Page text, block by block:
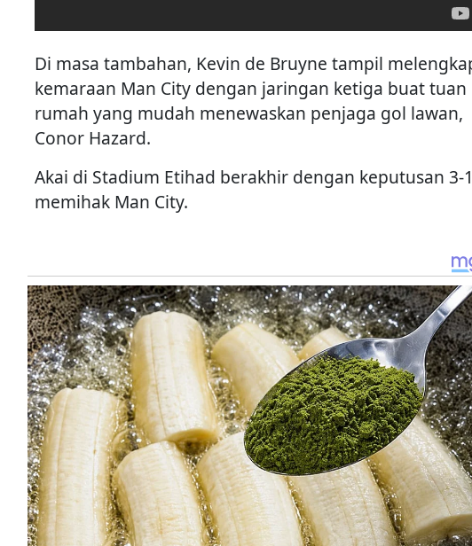
Di masa tambahan, Kevin de Bruyne tampil
kemaraan Man City dengan jaringan ketiga buat tuan
rumah yang mudah menewaskan penjaga gol lawan,
Conor Hazard.
Akai di Stadium Etihad berakhir dengan keputusan 3-
memihak Man City.